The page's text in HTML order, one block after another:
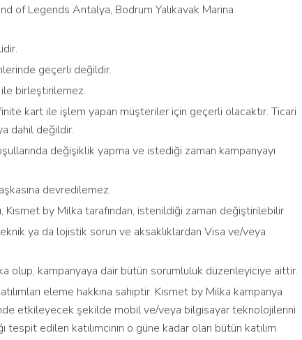
of Legends Antalya, Bodrum Yalıkavak Marina
geçerli değildir.
birleştirilemez.
kart ile işlem yapan müşteriler için geçerli olacaktır. Ticari
dahil değildir.
değişiklik yapma ve istediği zaman kampanyayı
devredilemez.
Kısmet by Milka tarafından, istenildiği zaman değiştirilebilir.
ya da lojistik sorun ve aksaklıklardan Visa ve/veya
olup, kampanyaya dair bütün sorumluluk düzenleyiciye aittir.
eleme hakkına sahiptir. Kısmet by Milka kampanya
etkileyecek şekilde mobil ve/veya bilgisayar teknolojilerini
edilen katılımcının o güne kadar olan bütün katılım